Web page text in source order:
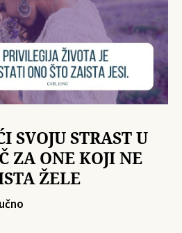
SVOJU STRAST U
ZA ONE KOJI NE
ŽELE